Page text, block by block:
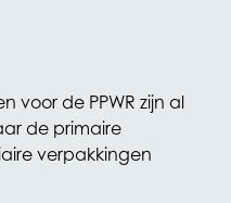
voor de PPWR zijn al
de primaire
verpakkingen